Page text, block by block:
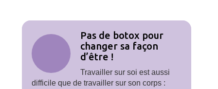
Pas de botox pour
changer sa façon
d’être !
Travailler sur soi est aussi
difficile que de travailler sur son corps :